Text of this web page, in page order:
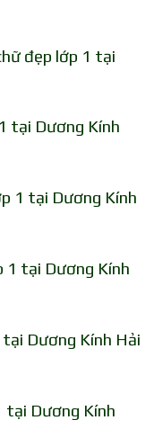
đẹp lớp 1 tại
tại Dương Kính
1 tại Dương Kính
1 tại Dương Kính
Dương Kính Hải
tại Dương Kính